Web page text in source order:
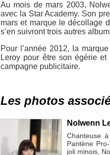
Au mois de mars 2003,
avec la Star Academy. Son
mars et marque le décollage
s’en suivront trois autres
Pour l’année 2012, la
Leroy pour être son égérie
campagne publicitaire.
Les photos
Nolwenn
Chanteuse
Pantène
joli minois,